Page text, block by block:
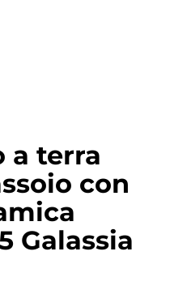
a terra
con
Galassia